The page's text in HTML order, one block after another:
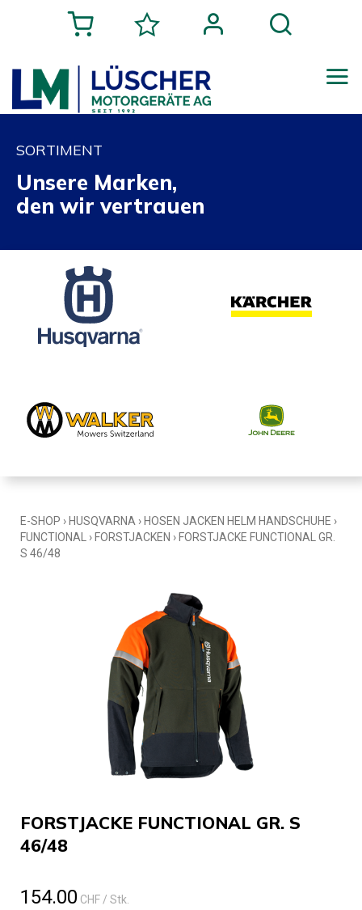
SORTIMENT
Unsere Marken,
den wir vertrauen
E-SHOP › HUSQVARNA › HOSEN JACKEN HELM HANDSCHUHE ›
FUNCTIONAL
› FORSTJACKEN › FORSTJACKE FUNCTIONAL GR.
S 46/48
FORSTJACKE FUNCTIONAL GR. S
46/48
154.00 CHF/ Stk.